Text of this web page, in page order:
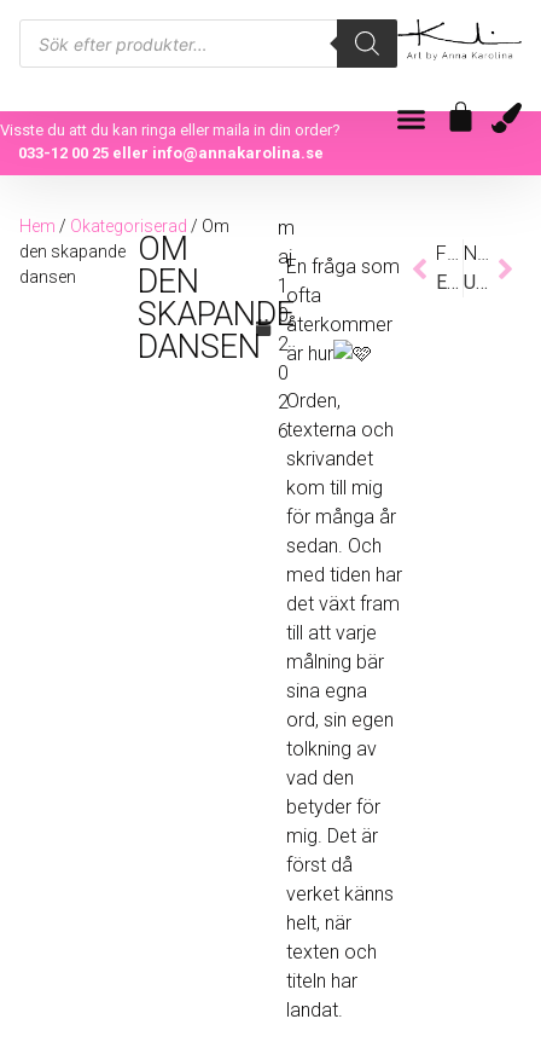
Visste du att du kan ringa eller maila in din order?
033-12 00 25eller info@annakarolina.se
Hem / Okategoriserad / Om
den skapande
dansen
OM
DEN
SKAPANDE
DANSEN
m
aj
1
0,
2
0
2
6
En fråga som
ofta
återkommer
är hur
Orden,
texterna och
skrivandet
kom till mig
för många år
sedan. Och
med tiden har
det växt fram
till att varje
målning bär
sina egna
ord, sin egen
tolkning av
vad den
betyder för
mig. Det är
först då
verket känns
helt, när
texten och
titeln har
landat.
Föregående
En sommardröm – kreativitetens miljoner möjligheter
Nästa
Utdrag ur dagboken